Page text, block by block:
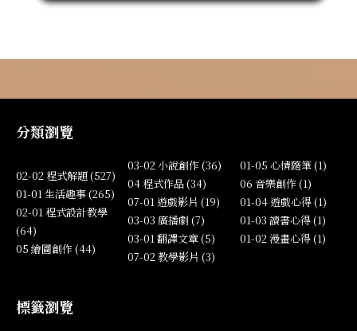
分類瀏覽
02-02 程式解題 (527)
01-01 生活趣事 (265)
02-01 程式設計教學
(64)
05 繪圖創作 (44)
03-02 小說創作 (36)
04 程式作品 (34)
07-01 遊戲影片 (19)
03-03 廣播劇 (7)
03-01 翻譯文章 (5)
07-02 教學影片 (3)
01-05 心情隨筆 (1)
06 音樂創作 (1)
01-04 遊戲心得 (1)
01-03 讀書心得 (1)
01-02 漫畫心得 (1)
標籤瀏覽